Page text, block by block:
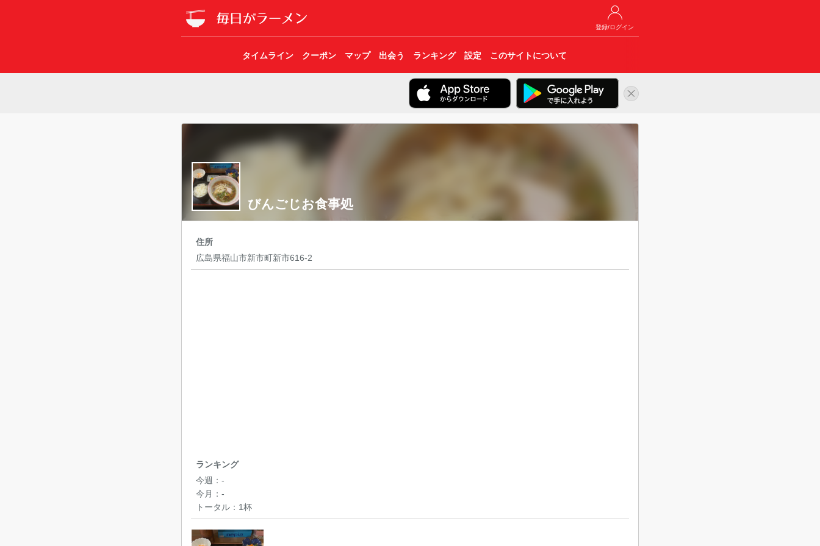
登録/ログイン
タイムライン クーポン マップ 出会う ランキング 設定 このサイトについて
びんごじお食事処
住所
広島県福山市新市町新市616-2
ランキング
今週： -
今月： -
トータル： 1杯